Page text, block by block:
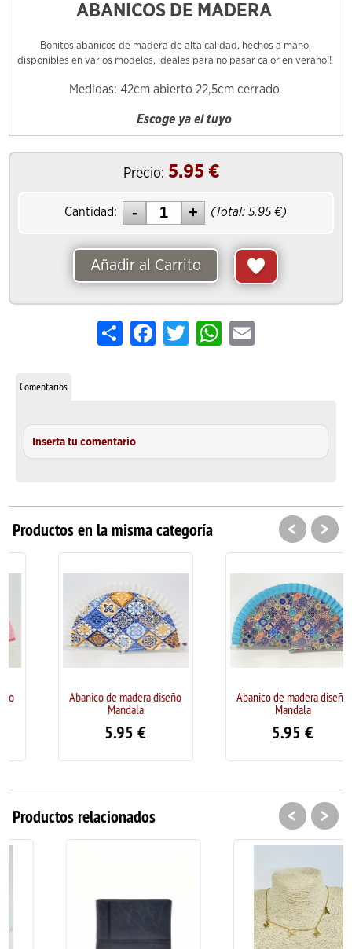
ABANICOS DE MADERA
Bonitos abanicos de madera de alta calidad, hechos a mano,
disponibles en varios modelos, ideales para no pasar calor en verano!!
Medidas: 42cm abierto 22,5cm cerrado
Escoge ya el tuyo
Precio: 5.95 €
Cantidad: (Total:5.95 €)
Añadir al Carrito
Share FacebookTwitterWhatsApp
Email
Comentarios
Inserta tu comentario
Productos en la misma categoría
Abanico de madera diseño
Mandala
€
Abanico de madera diseño
Mandala
€
< >
Productos relacionados < >